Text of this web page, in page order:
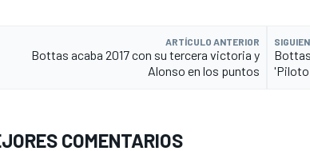
ARTÍCULO ANTERIOR
Bottas acaba 2017 con su tercera victoria y
Alonso en los puntos
'Piloto
COMENTARIOS